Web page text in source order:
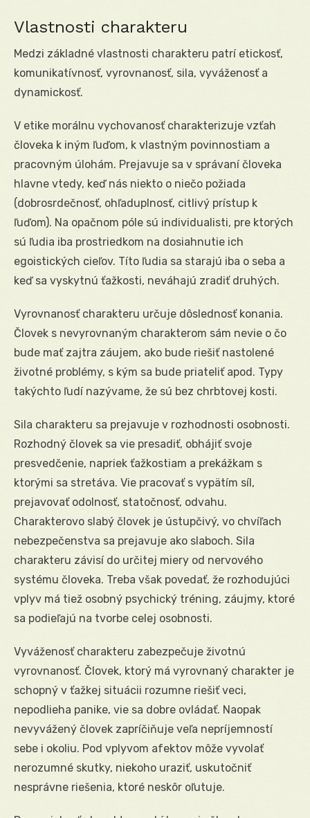
Vlastnosti charakteru
Medzi základné vlastnosti charakteru patrí etickosť,
komunikatívnosť, vyrovnanosť, sila, vyváženosť a
dynamickosť.
V etike morálnu vychovanosť charakterizuje vzťah
človeka k iným ľuďom, k vlastným povinnostiam a
pracovným úlohám. Prejavuje sa v správaní človeka
hlavne vtedy, keď nás niekto o niečo požiada
(dobrosrdečnosť, ohľaduplnosť, citlivý prístup k
ľuďom). Na opačnom póle sú individualisti, pre ktorých
sú ľudia iba prostriedkom na dosiahnutie ich
egoistických cieľov. Títo ľudia sa starajú iba o seba a
keď sa vyskytnú ťažkosti, neváhajú zradiť druhých.
Vyrovnanosť charakteru určuje dôslednosť konania.
Človek s nevyrovnaným charakterom sám nevie o čo
bude mať zajtra záujem, ako bude riešiť nastolené
životné problémy, s kým sa bude priateliť apod. Typy
takýchto ľudí nazývame, že sú bez chrbtovej kosti.
Sila charakteru sa prejavuje v rozhodnosti osobnosti.
Rozhodný človek sa vie presadiť, obhájiť svoje
presvedčenie, napriek ťažkostiam a prekážkam s
ktorými sa stretáva. Vie pracovať s vypätím síl,
prejavovať odolnosť, statočnosť, odvahu.
Charakterovo slabý človek je ústupčivý, vo chvíľach
nebezpečenstva sa prejavuje ako slaboch. Sila
charakteru závisí do určitej miery od nervového
systému človeka. Treba však povedať, že rozhodujúci
vplyv má tiež osobný psychický tréning, záujmy, ktoré
sa podieľajú na tvorbe celej osobnosti.
Vyváženosť charakteru zabezpečuje životnú
vyrovnanosť. Človek, ktorý má vyrovnaný charakter je
schopný v ťažkej situácii rozumne riešiť veci,
nepodlieha panike, vie sa dobre ovládať. Naopak
nevyvážený človek zapríčiňuje veľa nepríjemností
sebe i okoliu. Pod vplyvom afektov môže vyvolať
nerozumné skutky, niekoho uraziť, uskutočniť
nesprávne riešenia, ktoré neskôr oľutuje.